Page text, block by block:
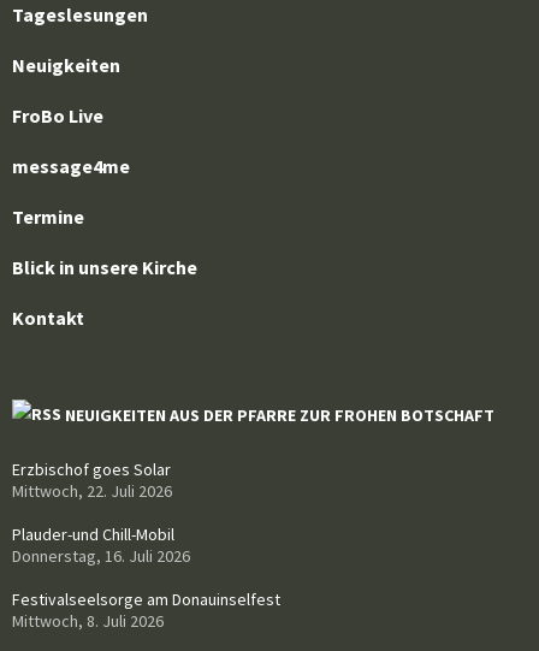
Tageslesungen
Neuigkeiten
FroBo Live
message4me
Termine
Blick in unsere Kirche
Kontakt
NEUIGKEITEN AUS DER PFARRE ZUR FROHEN BOTSCHAFT
Erzbischof goes Solar
Mittwoch, 22. Juli 2026
Plauder-und Chill-Mobil
Donnerstag, 16. Juli 2026
Festivalseelsorge am Donauinselfest
Mittwoch, 8. Juli 2026